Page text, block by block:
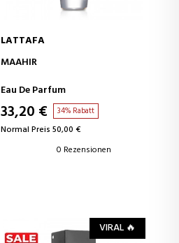
IN DEN WARENKORB
LATTAFA
MAAHIR
Eau De Parfum
33,20 € 34% Rabatt
Normal Preis 50,00 €
0 Rezensionen
VIRAL 🔥